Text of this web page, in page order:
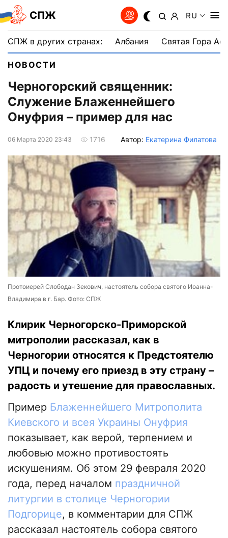
СПЖ RU
СПЖ в других странах: Албания Святая Гора
НОВОСТИ
Черногорский священник:
Служение Блаженнейшего
Онуфрия – пример для нас
06 Марта 2020 23:43 1716 Автор: Екатерина Филатова
Протоиерей Слободан Зекович, настоятель собора святого Иоанна-
Владимира в г. Бар. Фото: СПЖ
Клирик Черногорско-Приморской
митрополии рассказал, как в
Черногории относятся к Предстоятелю
УПЦ и почему его приезд в эту страну –
радость и утешение для православных.
Пример Блаженнейшего Митрополита
Киевского и всея Украины Онуфрия
показывает, как верой, терпением и
любовью можно противостоять
искушениям. Об этом 29 февраля 2020
года, перед началом праздничной
литургии в столице Черногории
Подгорице, в комментарии для СПЖ
рассказал настоятель собора святого